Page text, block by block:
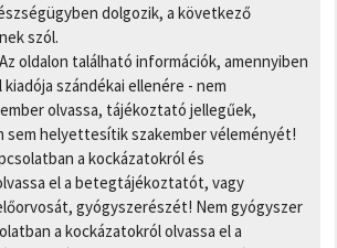
dolgozik, a következő
szól.
Az oldalon található információk, amennyiben
szándékai ellenére - nem
olvassa, tájékoztató jellegűek,
sem helyettesítik szakember véleményét!
a kockázatokról és
el a betegtájékoztatót, vagy
gyógyszerészét! Nem gyógyszer
a kockázatokról olvassa el a